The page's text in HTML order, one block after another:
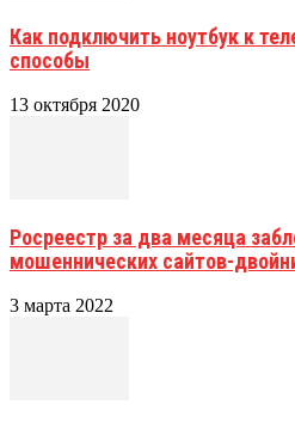
Как подключить ноутбук к
способы
13 октября 2020
Росреестр за два месяца
мошеннических сайтов-
3 марта 2022